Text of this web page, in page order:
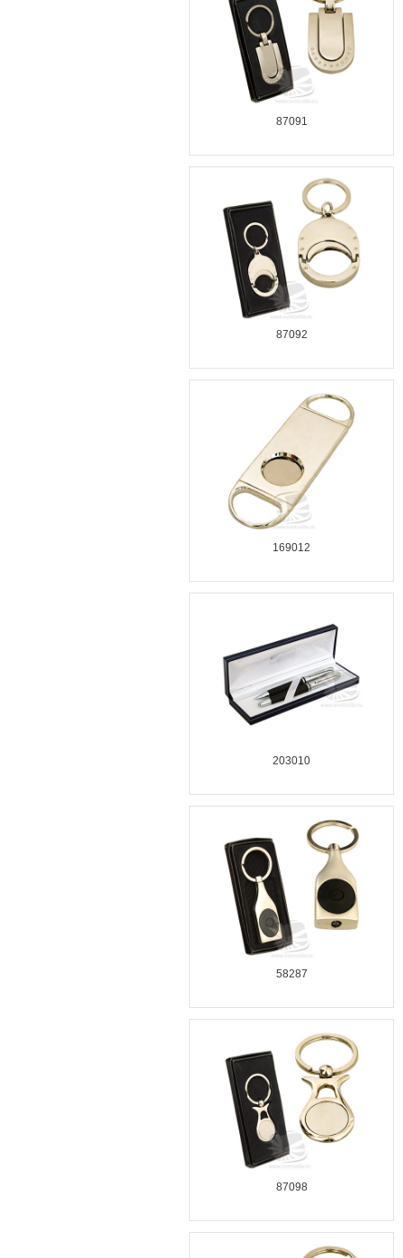
87091
87092
169012
203010
58287
87098